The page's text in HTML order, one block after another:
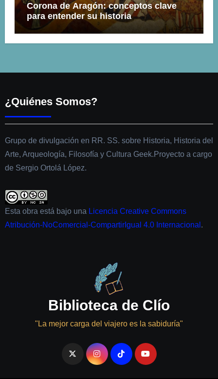
Corona de Aragón: conceptos clave
para entender su historia
¿Quiénes Somos?
Grupo de divulgación en RR. SS. sobre Historia, Historia del
Arte, Arqueología, Filosofía y Cultura Geek.Proyecto a cargo
de Sergio Ortolá López.
Esta obra está bajo una Licencia Creative Commons
Atribución-NoComercial-CompartirIgual 4.0 Internacional .
Biblioteca de Clío
"La mejor carga del viajero es la sabiduría"